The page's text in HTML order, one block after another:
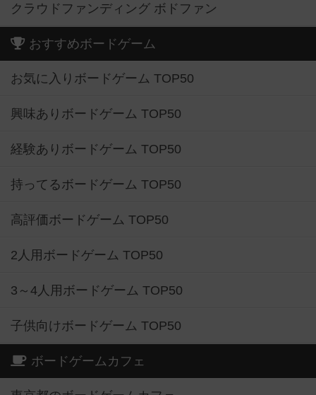
クラウドファンディング ボドファン
おすすめボードゲーム
お気に入りボードゲーム TOP50
興味ありボードゲーム TOP50
経験ありボードゲーム TOP50
持ってるボードゲーム TOP50
高評価ボードゲーム TOP50
2人用ボードゲーム TOP50
3～4人用ボードゲーム TOP50
子供向けボードゲーム TOP50
ボードゲームカフェ